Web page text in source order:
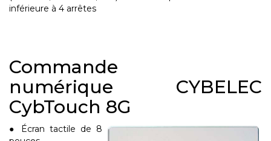
inférieure à 4 arrêtes
Commande
numérique CYBELEC
CybTouch 8G
● Écran tactile de 8